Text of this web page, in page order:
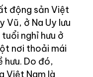
động sản Việt
Vũ, ở Na Uy lưu
nghỉ hưu ở
nơi thoải mái
hưu. Do đó,
Việt Nam là